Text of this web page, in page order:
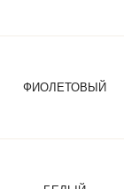
ФИОЛЕТОВЫЙ